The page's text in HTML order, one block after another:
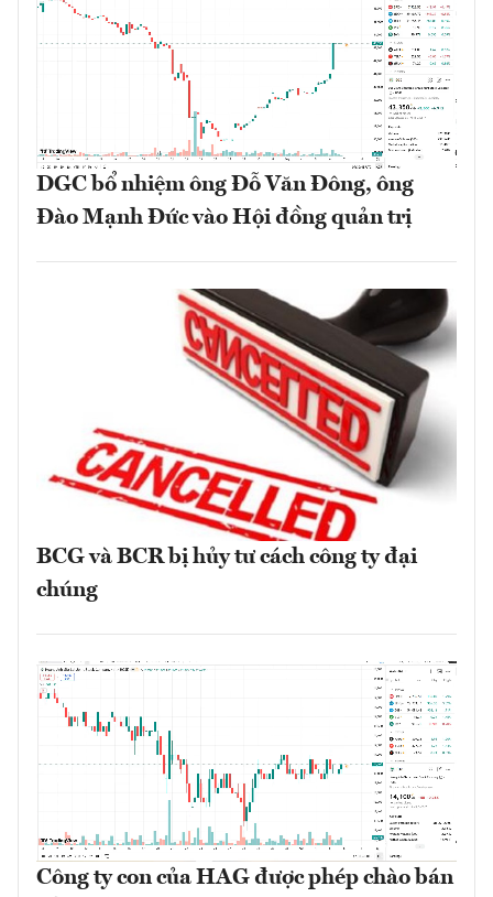
DGC bổ nhiệm ông Đỗ Văn Đông, ông
Đào Mạnh Đức vào Hội đồng quản trị
BCG và BCR bị hủy tư cách công ty đại
chúng
Công ty con của HAG được phép chào bán